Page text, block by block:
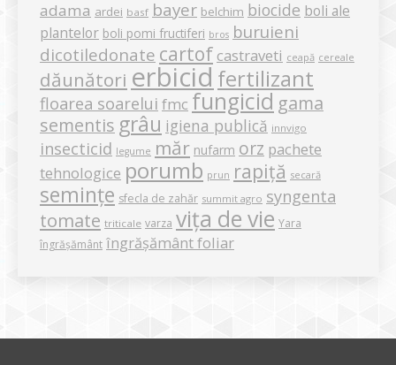
adama ardei basf bayer belchim biocide boli ale
plantelor boli pomi fructiferi bros buruieni
dicotiledonate cartof castraveti ceapă cereale
dăunători erbicid fertilizant
floarea soarelui fmc fungicid gama
sementis grâu igiena publică innvigo
insecticid legume măr nufarm orz pachete
tehnologice porumb prun rapiță secară
semințe sfecla de zahăr summit agro syngenta
tomate triticale varza vița de vie Yara
îngrășământ îngrășământ foliar